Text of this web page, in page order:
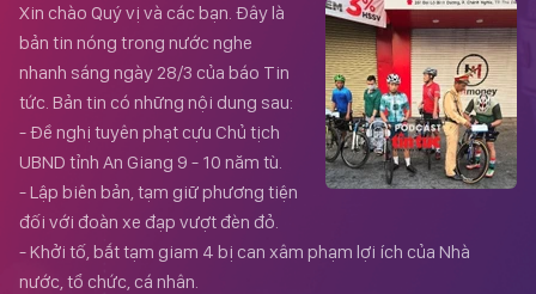
Xin chào Quý vị và các bạn. Đây là
bản tin nóng trong nước nghe
nhanh sáng ngày 28/3 của báo Tin
tức. Bản tin có những nội dung sau:
- Đề nghị tuyên phạt cựu Chủ tịch
UBND tỉnh An Giang 9 - 10 năm tù.
- Lập biên bản, tạm giữ phương tiện
đối với đoàn xe đạp vượt đèn đỏ.
- Khởi tố, bắt tạm giam 4 bị can xâm phạm lợi ích của Nhà
nước, tổ chức, cá nhân.